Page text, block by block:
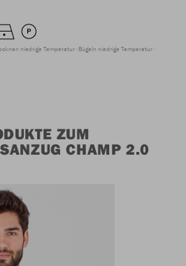
niedrige Temperatur Bügeln niedrige Temperatur
ZUM
CHAMP 2.0